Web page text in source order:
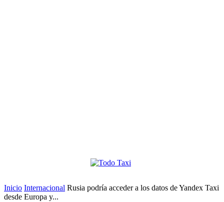
Inicio Internacional Rusia podría acceder a los datos de Yandex Taxi
desde Europa y...